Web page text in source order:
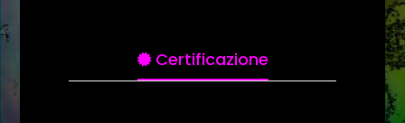
Certificazione